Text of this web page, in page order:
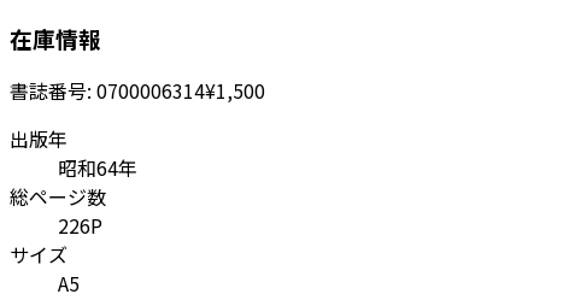
在庫情報
書誌番号: 0700006314¥1,500
出版年
昭和64年
総ページ数
226P
サイズ
A5